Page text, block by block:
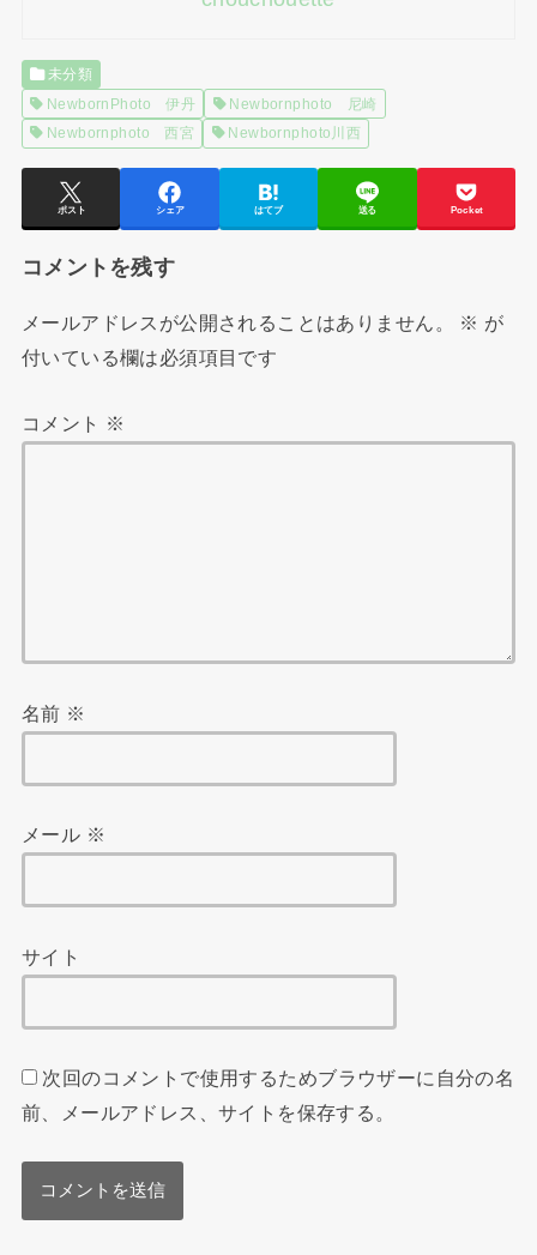
未分類
NewbornPhoto 伊丹
Newbornphoto 尼崎
Newbornphoto 西宮
Newbornphoto川西
ポスト シェア はてブ 送る Pocket
コメントを残す
メールアドレスが公開されることはありません。 ※ が
付いている欄は必須項目です
コメント ※
名前 ※
メール ※
サイト
次回のコメントで使用するためブラウザーに自分の名
前、メールアドレス、サイトを保存する。